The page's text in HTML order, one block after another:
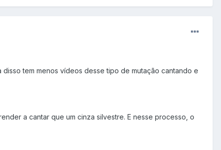
tem menos vídeos desse tipo de mutação cantando e
a cantar que um cinza silvestre. E nesse processo, o